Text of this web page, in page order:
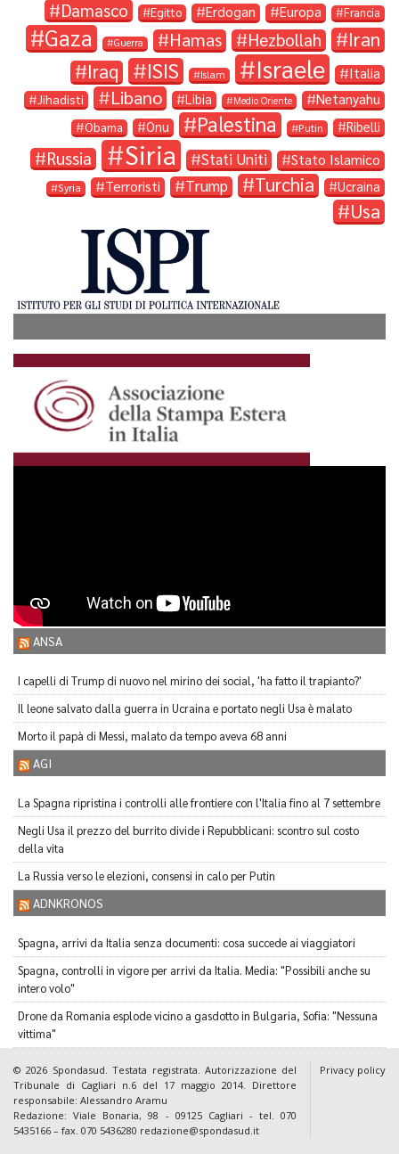
Damasco Egitto Erdogan Europa Francia
Gaza Guerra Hamas Hezbollah Iran
Iraq ISIS Islam Israele Italia
Jihadisti Libano Libia Medio Oriente Netanyahu
Obama Onu Palestina Putin Ribelli
Russia Siria Stati Uniti Stato Islamico
Syria Terroristi Trump Turchia Ucraina
Usa
ANSA
I capelli di Trump di nuovo nel mirino dei social, 'ha fatto il trapianto?'
Il leone salvato dalla guerra in Ucraina e portato negli Usa è malato
Morto il papà di Messi, malato da tempo aveva 68 anni
AGI
La Spagna ripristina i controlli alle frontiere con l'Italia fino al 7 settembre
Negli Usa il prezzo del burrito divide i Repubblicani: scontro sul costo
della vita
La Russia verso le elezioni, consensi in calo per Putin
ADNKRONOS
Spagna, arrivi da Italia senza documenti: cosa succede ai viaggiatori
Spagna, controlli in vigore per arrivi da Italia. Media: "Possibili anche su
intero volo"
Drone da Romania esplode vicino a gasdotto in Bulgaria, Sofia: "Nessuna
vittima"
Privacy policy
© 2026 Spondasud. Testata registrata. Autorizzazione del
Tribunale di Cagliari n.6 del 17 maggio 2014. Direttore
responsabile: Alessandro Aramu
Redazione: Viale Bonaria, 98 - 09125 Cagliari - tel. 070
5435166 – fax. 070 5436280 redazione@spondasud.it